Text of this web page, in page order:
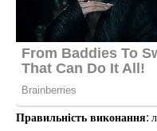
Правильність виконання: